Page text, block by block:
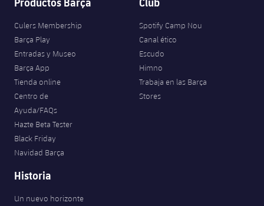
Culers Membership
Barça Play
Entradas y Museo
Barça App
Tienda online
Centro de
Ayuda/FAQs
Hazte Beta Tester
Black Friday
Navidad Barça
Spotify Camp Nou
Canal ético
Escudo
Himno
Trabaja en las Barça
Stores
Historia
Un nuevo horizonte